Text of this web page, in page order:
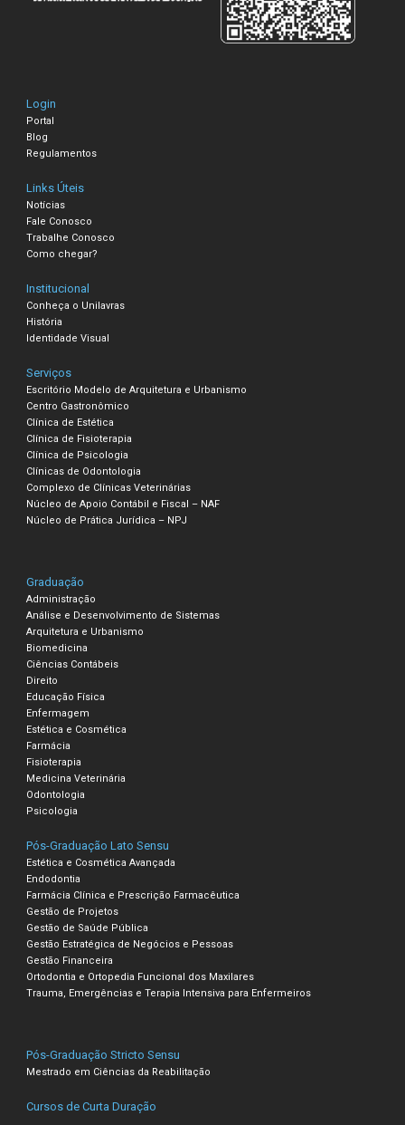
Login
Portal
Blog
Regulamentos
Links Úteis
Notícias
Fale Conosco
Trabalhe Conosco
Como chegar?
Institucional
Conheça o Unilavras
História
Identidade Visual
Serviços
Escritório Modelo de Arquitetura e Urbanismo
Centro Gastronômico
Clínica de Estética
Clínica de Fisioterapia
Clínica de Psicologia
Clínicas de Odontologia
Complexo de Clínicas Veterinárias
Núcleo de Apoio Contábil e Fiscal – NAF
Núcleo de Prática Jurídica – NPJ
Graduação
Administração
Análise e Desenvolvimento de Sistemas
Arquitetura e Urbanismo
Biomedicina
Ciências Contábeis
Direito
Educação Física
Enfermagem
Estética e Cosmética
Farmácia
Fisioterapia
Medicina Veterinária
Odontologia
Psicologia
Pós-Graduação Lato Sensu
Estética e Cosmética Avançada
Endodontia
Farmácia Clínica e Prescrição Farmacêutica
Gestão de Projetos
Gestão de Saúde Pública
Gestão Estratégica de Negócios e Pessoas
Gestão Financeira
Ortodontia e Ortopedia Funcional dos Maxilares
Trauma, Emergências e Terapia Intensiva para Enfermeiros
Pós-Graduação Stricto Sensu
Mestrado em Ciências da Reabilitação
Cursos de Curta Duração